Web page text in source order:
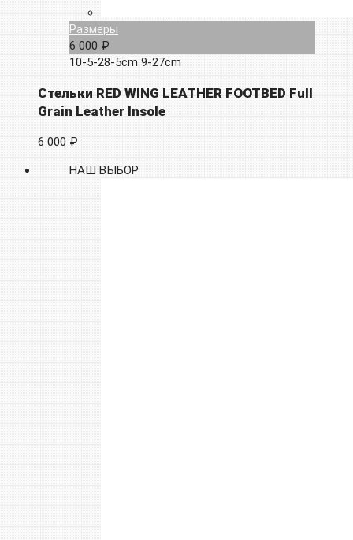
Размеры
6 000 ₽
10-5-28-5cm 9-27cm
Стельки RED WING LEATHER FOOTBED Full
Grain Leather Insole
6 000 ₽
НАШ ВЫБОР